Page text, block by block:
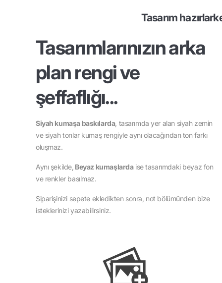
Tasarım
Tasarımlarınızın arka
plan rengi ve
şeffaflığı...
Siyah kumaşa baskılarda, tasarımda yer alan siyah zemin
ve siyah tonlar kumaş rengiyle aynı olacağından ton farkı
oluşmaz.
Aynı şekilde, Beyaz kumaşlardaise tasarımdaki beyaz fon
ve renkler basılmaz.
Siparişinizi sepete ekledikten sonra, not bölümünden bize
isteklerinizi yazabilirsiniz.